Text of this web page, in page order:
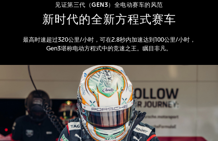
见证第三代（GEN3）全电动赛车的风范
新时代的全新方程式赛车
最高时速超过320公里/小时，可在2.8秒内加速达到100公里/小时，
Gen3堪称电动方程式中的竞速之王。瞩目非凡。